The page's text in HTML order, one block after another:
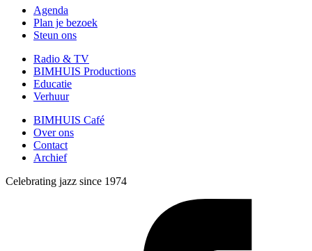
Agenda
Plan je bezoek
Steun ons
Radio & TV
BIMHUIS Productions
Educatie
Verhuur
BIMHUIS Café
Over ons
Contact
Archief
Celebrating jazz since 1974